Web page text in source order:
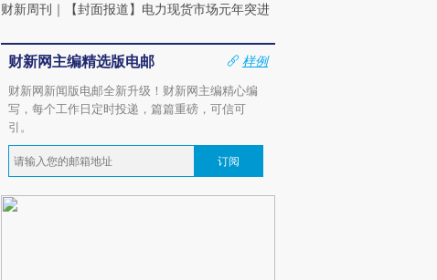
财新周刊 ｜ 【封面报道】电力现货市场元年突进
财新网主编精选版电邮
样例
财新网新闻版电邮全新升级！财新网主编精心编
写，每个工作日定时投递，篇篇重磅，可信可
引。
订阅